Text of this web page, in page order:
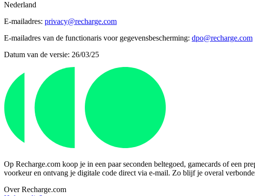
Nederland
E-mailadres: privacy@recharge.com
E-mailadres van de functionaris voor gegevensbescherming: dpo@recharge.com
Datum van de versie: 26/03/25
Op Recharge.com koop je in een paar seconden beltegoed, gamecards of een
voorkeur en ontvang je digitale code direct via e-mail. Zo blijf je overal
Over Recharge.com